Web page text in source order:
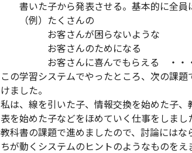
書いた子から発表させる。基本的に全員
（例）たくさんの
お客さんが困らないような
お客さんのためになる
お客さんに喜んでもらえる ・・・
この学習システムでやったところ、次の課
けました。
私は、線を引いた子、情報交換を始めた子
表を始めた子などをほめていく仕事をしまし
教科書の課題で進めましたので、討論には
ちが動くシステムのヒントのようなものをえ